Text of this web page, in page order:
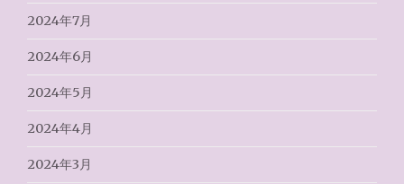
2024年7月
2024年6月
2024年5月
2024年4月
2024年3月